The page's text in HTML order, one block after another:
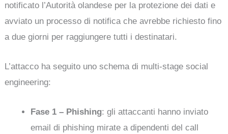
notificato l’Autorità olandese per la protezione dei dati e
avviato un processo di notifica che avrebbe richiesto fino
a due giorni per raggiungere tutti i destinatari.
L’attacco ha seguito uno schema di multi-stage social
engineering:
Fase 1 – Phishing: gli attaccanti hanno inviato
email di phishing mirate a dipendenti del call